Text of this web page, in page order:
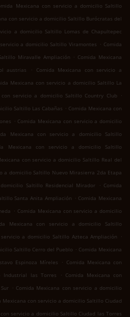
Mexicana con servicio a domicilio Saltillo
con servicio a domicilio Saltillo Burócratas del
a domicilio Saltillo Lomas de Chapultepec
a domicilio Saltillo Viramontes . Comida
Miravalle Ampliación . Comida Mexicana
austrias
.
Comida Mexicana con servicio a
Mexicana con servicio a domicilio Saltillo La
con servicio a domicilio Saltillo Country Club
.
Saltillo Las Cabañas . Comida Mexicana con
. Comida Mexicana con servicio a domicilio
Mexicana con servicio a domicilio Saltillo
Mexicana con servicio a domicilio Saltillo
con servicio a domicilio Saltillo Real del
a domicilio Saltillo Nuevo Mirasierra 2da Etapa
Saltillo Residencial Mirador . Comida
Santa Anita Ampliación . Comida Mexicana
. Comida Mexicana con servicio a domicilio
Mexicana con servicio a domicilio Saltillo
a domicilio Saltillo Azteca Ampliación
.
Saltillo Cerro del Pueblo . Comida Mexicana
Espinoza Míreles
. Comida Mexicana con
Industrial las Torres
. Comida Mexicana con
. Comida Mexicana con servicio a domicilio
Mexicana con servicio a domicilio Saltillo Ciudad
servicio a domicilio Saltillo Ciudad las Torres